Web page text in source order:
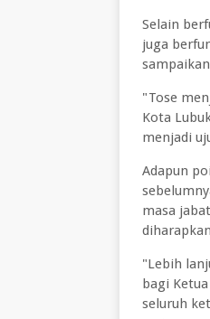
Selain
juga
"Tose
Kota
menjadi
Adapun
masa
"Lebih
bagi
seluruh